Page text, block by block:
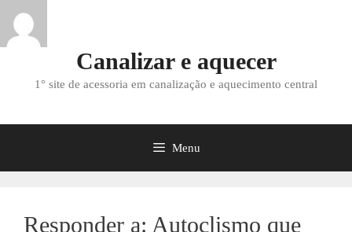
Saltar
para
o
Canalizar e aquecer
1° site de acessoria em canalização e aquecimento central
Menu
Responder a: Autoclismo que